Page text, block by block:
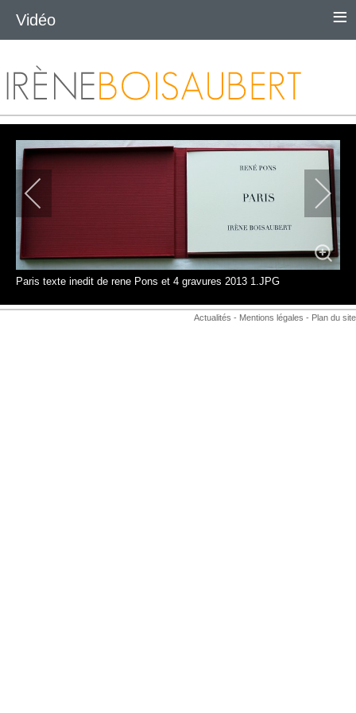
Paris texte inedit de rene Pons et 4 gravures 2013 1.JPG
Actualités - Mentions légales - Plan du site
Vidéo ≡